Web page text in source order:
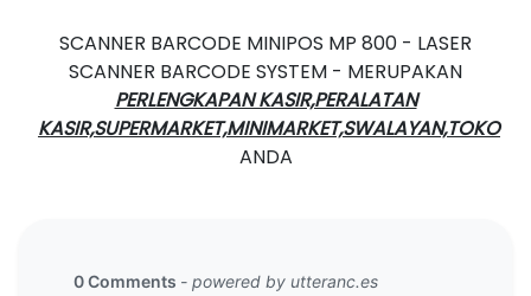
SCANNER BARCODE MINIPOS MP 800 - LASER
SCANNER BARCODE SYSTEM - MERUPAKAN
PERLENGKAPAN KASIR,PERALATAN
KASIR,SUPERMARKET,MINIMARKET,SWALAYAN,TOKO
ANDA